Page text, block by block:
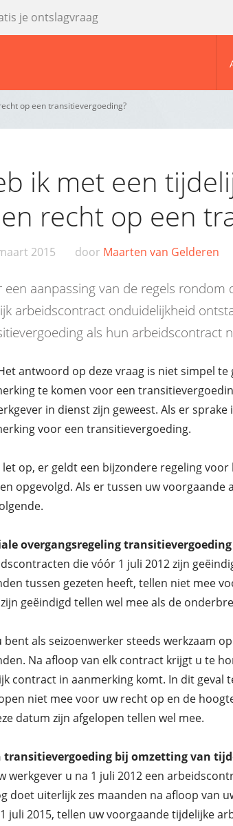
je ontslagvraag
op een transitievergoeding?
ik met een
recht op een
2015 door Maarten van Gelderen
een aanpassing van de regels
arbeidscontract onduidelijkheid
als hun arbeidscontract
antwoord op deze vraag is niet simpel
te komen voor een
in dienst zijn geweest. Als er
voor een transitievergoeding.
let op, er geldt een bijzondere regeling
opgevolgd. Als er tussen uw
overgangsregeling
die vóór 1 juli 2012 zijn
tussen gezeten heeft, tellen niet mee
geëindigd tellen wel mee als de
bent als seizoenwerker steeds werkzaam
Na afloop van elk contract krijgt u te
contract in aanmerking komt. In dit geval
niet mee voor uw recht op en de
datum zijn afgelopen tellen wel mee.
transitievergoeding bij omzetting van
werkgever u na 1 juli 2012 een
doet uiterlijk zes maanden na afloop van
juli 2015, tellen uw voorgaande tijdelijke